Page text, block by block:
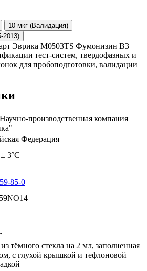
10 мкг (Валидация)
2013)
Эврика M0503TS Фумонизин B3
тест-систем, твердофазных и
для пробоподготовки, валидации
производственная компания
Федерация
3°С
85-0
тёмного стекла на 2 мл, заполненная
с глухой крышкой и тефлоновой